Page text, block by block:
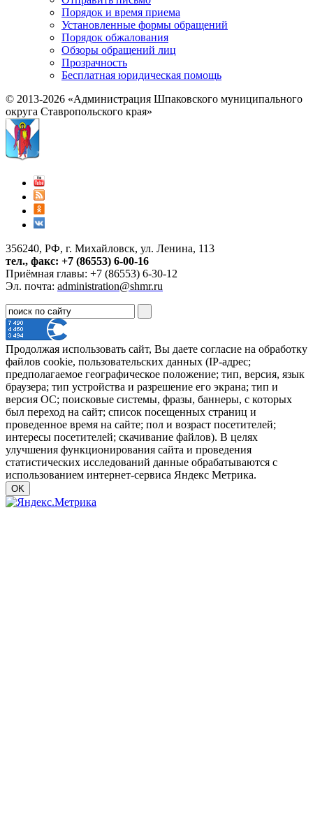
Порядок и время приема
Установленные формы обращений
Порядок обжалования
Обзоры обращений лиц
Прозрачность
Бесплатная юридическая помощь
© 2013-2026 «Администрация Шпаковского муниципального
округа Ставропольского края»
356240, РФ, г. Михайловск, ул. Ленина, 113
тел., факс: +7 (86553) 6-00-16
Приёмная главы: +7 (86553) 6-30-12
Эл. почта: administration@shmr.ru
Продолжая использовать сайт, Вы даете согласие на обработку
файлов cookie, пользовательских данных (IP-адрес;
предполагаемое географическое положение; тип, версия, язык
браузера; тип устройства и разрешение его экрана; тип и
версия ОС; поисковые системы, фразы, баннеры, с которых
был переход на сайт; список посещенных страниц и
проведенное время на сайте; пол и возраст посетителей;
интересы посетителей; скачивание файлов). В целях
улучшения функционирования сайта и проведения
статистических исследований данные обрабатываются с
использованием интернет-сервиса Яндекс Метрика.
OK